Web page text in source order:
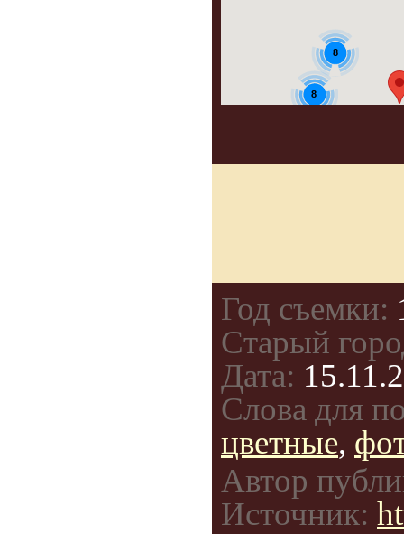
8
8
Год съемки:
Старый
Дата:
Слова для
цветные,
Автор
Источник: